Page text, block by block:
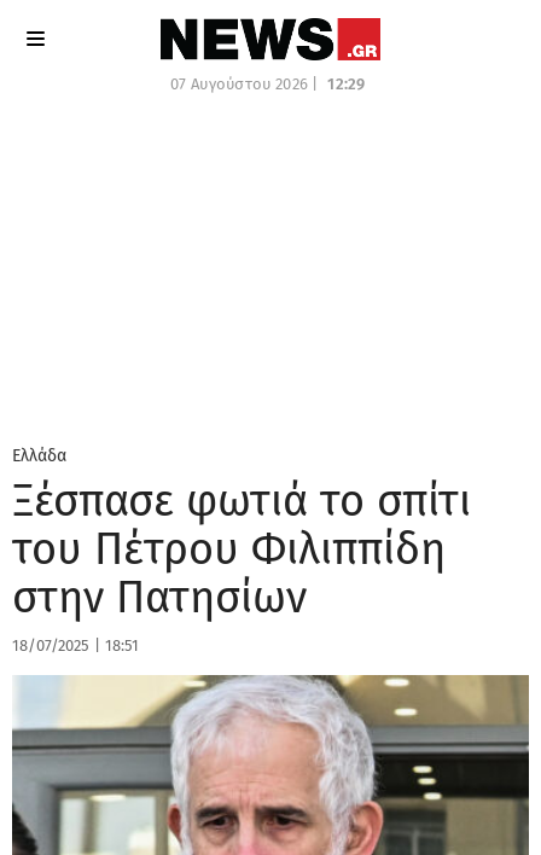
07 Αυγούστου 2026 | 12:29
Ελλάδα
Ξέσπασε φωτιά το σπίτι
του Πέτρου Φιλιππίδη
στην Πατησίων
18/07/2025 18:51